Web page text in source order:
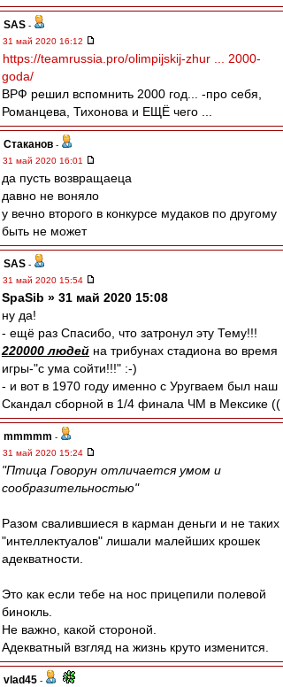
SAS -
31 май 2020 16:12
https://teamrussia.pro/olimpijskij-zhur ... 2000-
goda/
ВРФ решил вспомнить 2000 год... -про себя,
Романцева, Тихонова и ЕЩЁ чего ...
Cтаканов -
31 май 2020 16:01
да пусть возвращаеца
давно не воняло
у вечно второго в конкурсе мудаков по другому
быть не может
SAS -
31 май 2020 15:54
SpaSib » 31 май 2020 15:08
ну да!
- ещё раз Спасибо, что затронул эту Тему!!!
220000 людей на трибунах стадиона во время
игры-"с ума сойти!!!" :-)
- и вот в 1970 году именно с Уругваем был наш
Скандал сборной в 1/4 финала ЧМ в Мексике ((
mmmmm -
31 май 2020 15:24
"Птица Говорун отличается умом и
сообразительностью"
Разом свалившиеся в карман деньги и не таких
"интеллектуалов" лишали малейших крошек
адекватности.
Это как если тебе на нос прицепили полевой
бинокль.
Не важно, какой стороной.
Адекватный взгляд на жизнь круто изменится.
vlad45 -